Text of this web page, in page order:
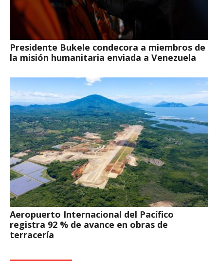
Presidente Bukele condecora a miembros de
la misión humanitaria enviada a Venezuela
Aeropuerto Internacional del Pacífico
registra 92 % de avance en obras de
terracería